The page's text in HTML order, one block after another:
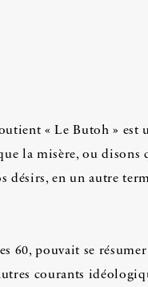
« Le Butoh » est
la misère, ou disons
désirs, en un autre
60, pouvait se
courants